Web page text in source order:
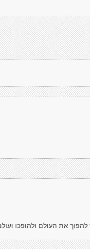
את העולם ולהופכו ועולם